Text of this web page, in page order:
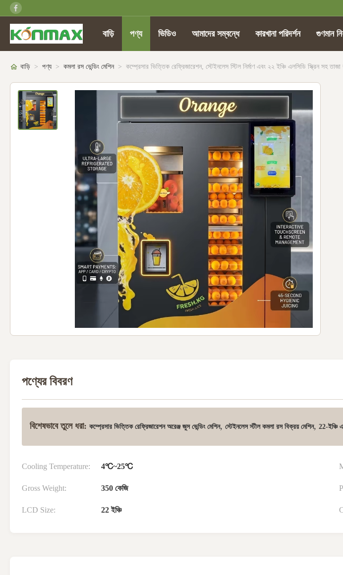
বাড়ি পণ্য ভিডিও আমাদের সম্বন্ধে কারখানা পরিদর্শন গুণমান
বাড়ি > পণ্য > কমলা রস ভেন্ডিং মেশিন > কম্প্রেসার ভিত্তিক রেফ্রিজারেশন, স্টেইনলেস স্টিল নির্মাণ এবং ২২ ইঞ্চি এলসিডি স্ক্রিন সহ তাজা
পণ্যের বিবরণ
বিশেষভাবে তুলে ধরা: কম্প্রেসার ভিত্তিক রেফ্রিজারেশন অরেঞ্জ জুস ভেন্ডিং মেশিন, স্টেইনলেস স্টীল কমলা রস বিক্রয় মেশিন, 22-ইঞ্চি
Cooling Temperature: 4℃~25℃
Gross Weight: 350 কেজি
LCD Size: 22 ইঞ্চি